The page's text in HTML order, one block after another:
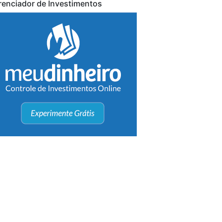
de Investimentos